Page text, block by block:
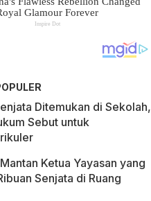
Ditemukan di Sekolah,
Sebut untuk
Ketua Yayasan yang
Senjata di Ruang